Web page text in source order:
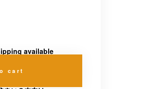
available
cart